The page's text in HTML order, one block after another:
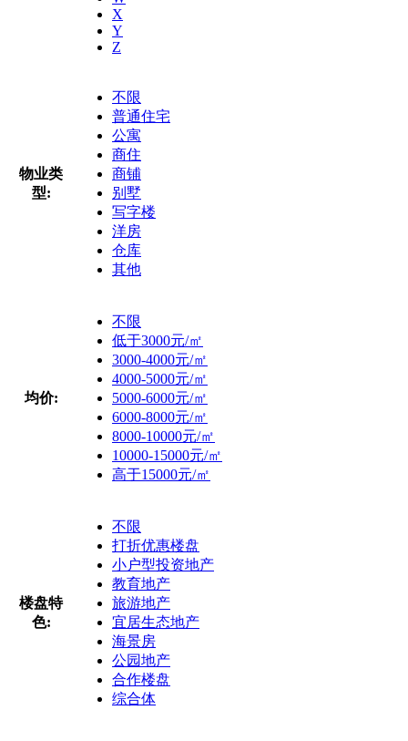
X
Y
Z
物业类
型:
不限
普通住宅
公寓
商住
商铺
别墅
写字楼
洋房
仓库
其他
均价:
不限
低于3000元/㎡
3000-4000元/㎡
4000-5000元/㎡
5000-6000元/㎡
6000-8000元/㎡
8000-10000元/㎡
10000-15000元/㎡
高于15000元/㎡
楼盘特
色:
不限
打折优惠楼盘
小户型投资地产
教育地产
旅游地产
宜居生态地产
海景房
公园地产
合作楼盘
综合体